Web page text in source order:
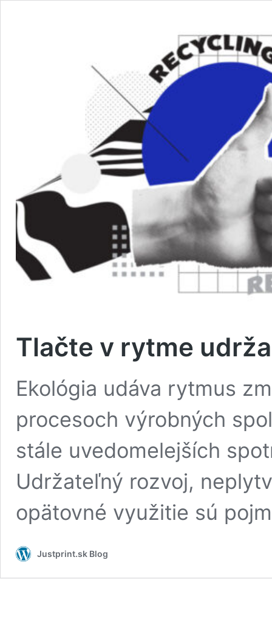
Tlačte v rytme
Ekológia udáva rytmus
procesoch výrobných
stále uvedomelejších
Udržateľný rozvoj,
opätovné využitie sú
Justprint.sk Blog